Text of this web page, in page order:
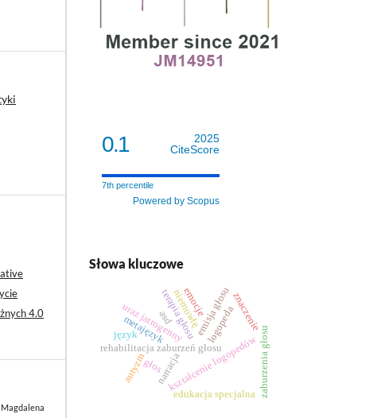
4.0
0.1
2025
CiteScore
7th percentile
Powered by Scopus
Słowa kluczowe
emisja głosu
rehabilitacja zaburzeń głosu
kształcenie logopedów
uraz jatrogenny
terapia głosu
autyzm
edukacja specjalna
logopeda
niemowlę
głos zaburzenia głosu
metajęzyk znaczenie
asd emocje
narracja
język